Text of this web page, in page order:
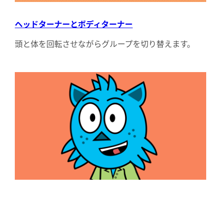
ヘッドターナーとボディターナー
頭と体を回転させながらグループを切り替えます。